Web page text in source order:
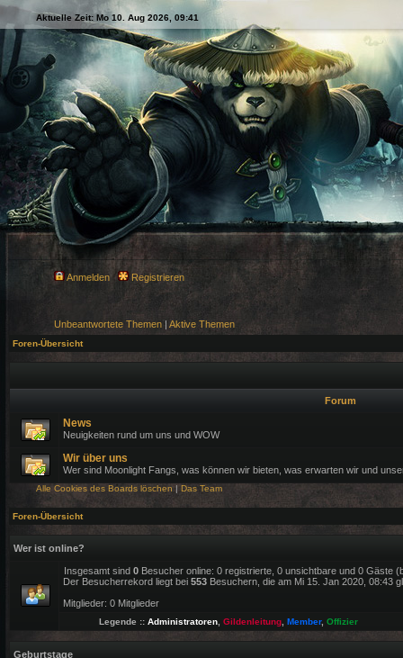
Aktuelle Zeit: Mo 10. Aug 2026, 09:41
Anmelden Registrieren
Unbeantwortete Themen | Aktive Themen
Foren-Übersicht
Forum
News
Neuigkeiten rund um uns und WOW
Wir über uns
Wer sind Moonlight Fangs, was können wir bieten, was erwarten wir und
Alle Cookies des Boards löschen | Das Team
Foren-Übersicht
Wer ist online?
Insgesamt sind 0 Besucher online: 0 registrierte, 0 unsichtbare und 0 Gäste
Der Besucherrekord liegt bei 553 Besuchern, die am Mi 15. Jan 2020, 08:43
Mitglieder: 0 Mitglieder
Legende :: Administratoren Gildenleitung Member, Offizier
Geburtstage